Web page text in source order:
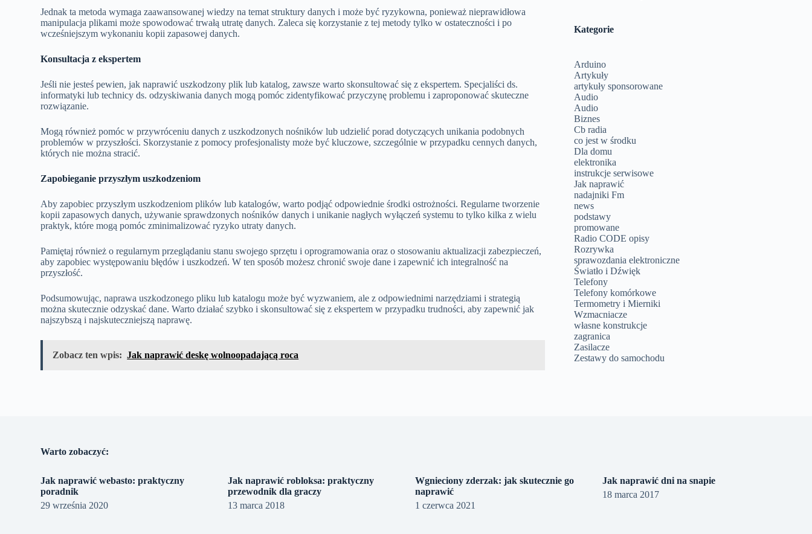
Jednak ta metoda wymaga zaawansowanej wiedzy na temat struktury danych i może być ryzykowna, ponieważ nieprawidłowa
manipulacja plikami może spowodować trwałą utratę danych. Zaleca się korzystanie z tej metody tylko w ostateczności i po
wcześniejszym wykonaniu kopii zapasowej danych.
Konsultacja z ekspertem
Jeśli nie jesteś pewien, jak naprawić uszkodzony plik lub katalog, zawsze warto skonsultować się z ekspertem. Specjaliści ds.
informatyki lub technicy ds. odzyskiwania danych mogą pomóc zidentyfikować przyczynę problemu i zaproponować skuteczne
rozwiązanie.
Mogą również pomóc w przywróceniu danych z uszkodzonych nośników lub udzielić porad dotyczących unikania podobnych
problemów w przyszłości. Skorzystanie z pomocy profesjonalisty może być kluczowe, szczególnie w przypadku cennych danych,
których nie można stracić.
Zapobieganie przyszłym uszkodzeniom
Aby zapobiec przyszłym uszkodzeniom plików lub katalogów, warto podjąć odpowiednie środki ostrożności. Regularne tworzenie
kopii zapasowych danych, używanie sprawdzonych nośników danych i unikanie nagłych wyłączeń systemu to tylko kilka z wielu
praktyk, które mogą pomóc zminimalizować ryzyko utraty danych.
Pamiętaj również o regularnym przeglądaniu stanu swojego sprzętu i oprogramowania oraz o stosowaniu aktualizacji zabezpieczeń,
aby zapobiec występowaniu błędów i uszkodzeń. W ten sposób możesz chronić swoje dane i zapewnić ich integralność na
przyszłość.
Podsumowując, naprawa uszkodzonego pliku lub katalogu może być wyzwaniem, ale z odpowiednimi narzędziami i strategią
można skutecznie odzyskać dane. Warto działać szybko i skonsultować się z ekspertem w przypadku trudności, aby zapewnić jak
najszybszą i najskuteczniejszą naprawę.
Zobacz ten wpis: Jak naprawić deskę wolnoopadającą roca
Kategorie
Arduino
Artykuły
artykuły sponsorowane
Audio
Audio
Biznes
Cb radia
co jest w środku
Dla domu
elektronika
instrukcje serwisowe
Jak naprawić
nadajniki Fm
news
podstawy
promowane
Radio CODE opisy
Rozrywka
sprawozdania elektroniczne
Światło i Dźwięk
Telefony
Telefony komórkowe
Termometry i Mierniki
Wzmacniacze
własne konstrukcje
zagranica
Zasilacze
Zestawy do samochodu
Warto zobaczyć:
Jak naprawić webasto: praktyczny
poradnik
29 września 2020
Jak naprawić robloksa: praktyczny
przewodnik dla graczy
13 marca 2018
Wgnieciony zderzak: jak skutecznie go
naprawić
1 czerwca 2021
Jak naprawić dni na snapie
18 marca 2017